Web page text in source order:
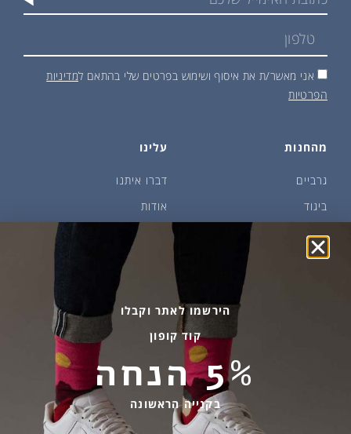
מהחנות
גרביים
ביגוד
שמן זית ודבש
פקעות ובצלים
עלינו
דברו איתנו
אודות
איפה קונים?
הבלוג של יודפת
החלפות והחזרות
אספקה ומשלוחים
שירות לקוחות
בהודעות ווטסאפ בלבד
058-7477780
contact@yodfat.shop
אני מאשר/ת את איסוף ושימוש בפרטים שלי בהתאם למדיניות
הפרטיות
הירשמו לאתר וקבלו
קוד קופון
5% הנחה
בקנייה הראשונה